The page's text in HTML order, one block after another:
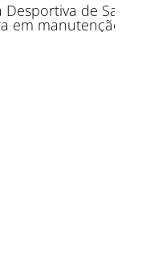
de Santa
em manutenção.